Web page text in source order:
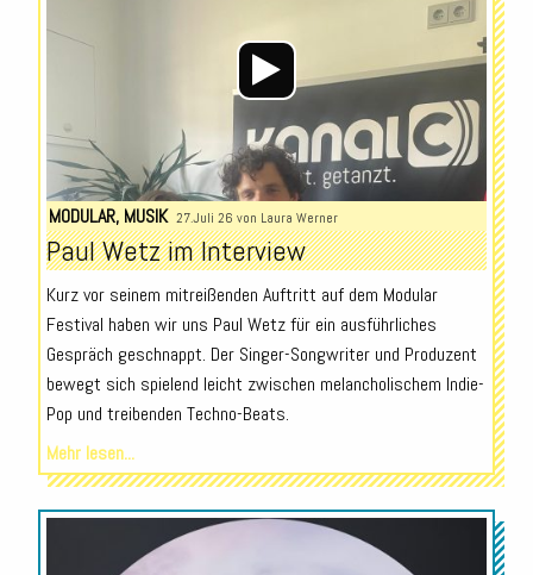
MODULAR, MUSIK 27.Juli 26 von Laura Werner
Paul Wetz im Interview
Kurz vor seinem mitreißenden Auftritt auf dem Modular
Festival haben wir uns Paul Wetz für ein ausführliches
Gespräch geschnappt. Der Singer-Songwriter und Produzent
bewegt sich spielend leicht zwischen melancholischem Indie-
Pop und treibenden Techno-Beats.
Mehr lesen...
Audio-
Player